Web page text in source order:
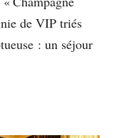
de VIP triés
: un séjour